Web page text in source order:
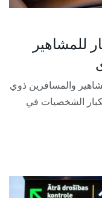
للمشاهير
والمسافرين ذوي
الشخصيات في